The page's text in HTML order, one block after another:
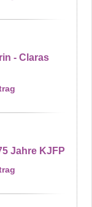
- Claras
Jahre KJFP